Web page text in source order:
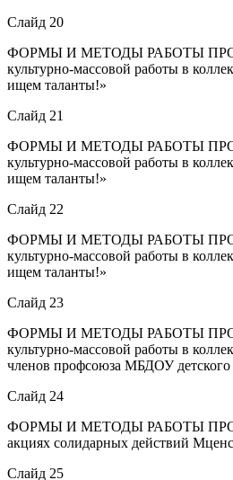
Слайд 20
ФОРМЫ И МЕТОДЫ РАБОТЫ
культурно-массовой работы в
ищем таланты!»
Слайд 21
ФОРМЫ И МЕТОДЫ РАБОТЫ
культурно-массовой работы в
ищем таланты!»
Слайд 22
ФОРМЫ И МЕТОДЫ РАБОТЫ
культурно-массовой работы в
ищем таланты!»
Слайд 23
ФОРМЫ И МЕТОДЫ РАБОТЫ
культурно-массовой работы в
членов профсоюза МБДОУ
Слайд 24
ФОРМЫ И МЕТОДЫ РАБОТЫ
акциях солидарных действий
Слайд 25